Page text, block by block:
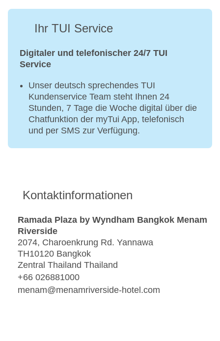
Ihr TUI Service
Digitaler und telefonischer 24/7 TUI
Service
Unser deutsch sprechendes TUI
Kundenservice Team steht Ihnen 24
Stunden, 7 Tage die Woche digital über die
Chatfunktion der myTui App, telefonisch
und per SMS zur Verfügung.
Kontaktinformationen
Ramada Plaza by Wyndham Bangkok Menam
Riverside
2074, Charoenkrung Rd. Yannawa
TH10120 Bangkok
Zentral Thailand Thailand
+66 026881000
menam@menamriverside-hotel.com